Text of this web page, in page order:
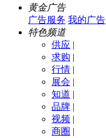
黄金广告
广告服务 我的广告
特色频道
供应 |
求购 |
行情 |
展会 |
知道 |
品牌 |
视频 |
商圈 |